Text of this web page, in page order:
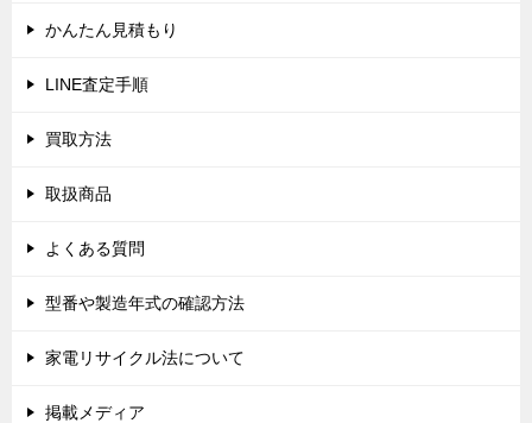
シ かんたん見積もり
LINE査定手順
買取方法
取扱商品
よくある質問
型番や製造年式の確認方法
家電リサイクル法について
掲載メディア